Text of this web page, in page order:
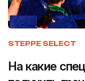
STEPPE SELECT
На какие